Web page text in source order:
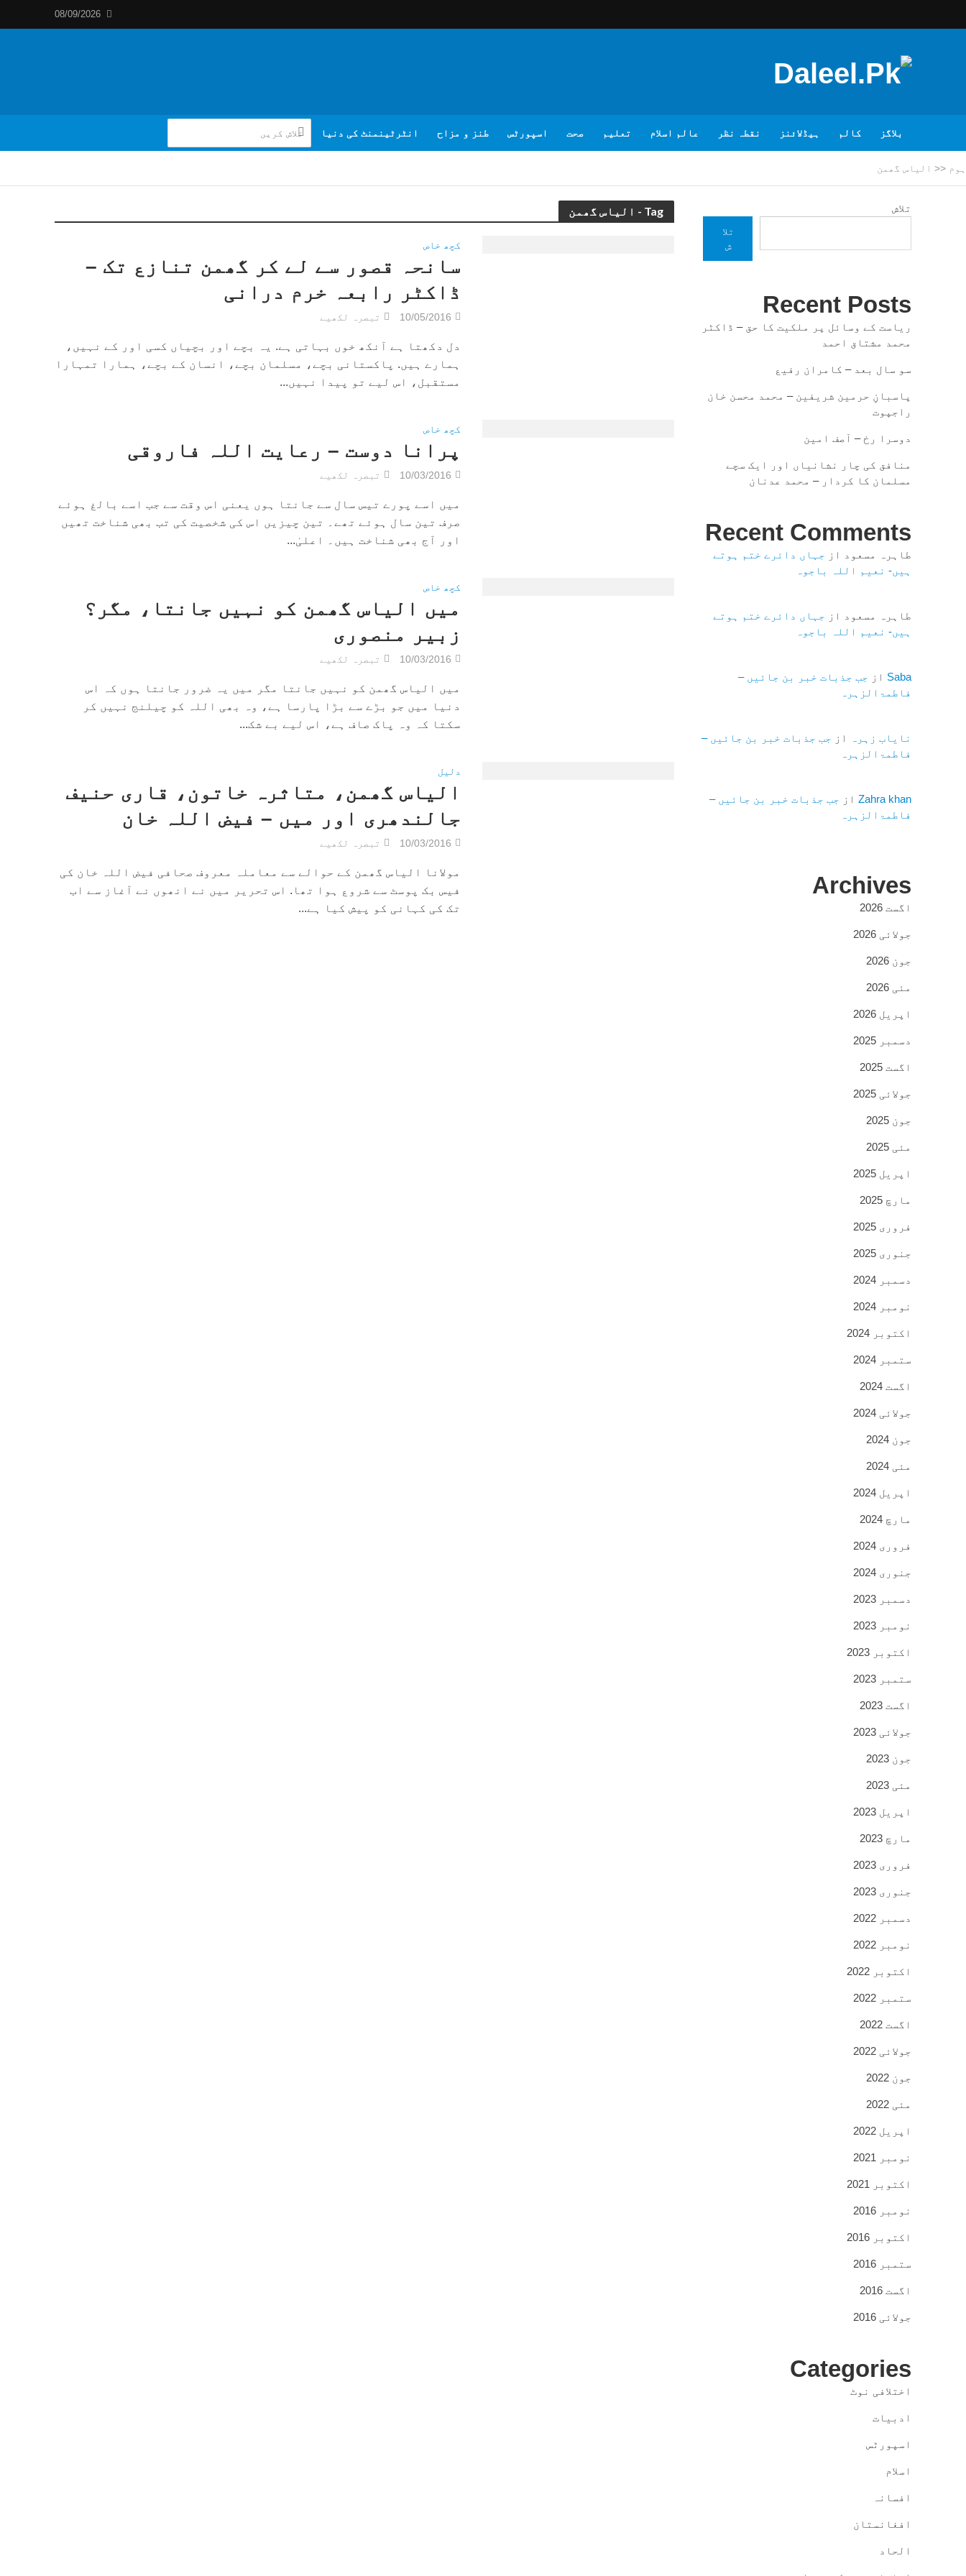
08/09/2026
بلاگز کالم ہیڈلائنز نقطہ نظر عالم اسلام تعلیم صحت اسپورٹس طنز و مزاح انٹرٹینمنٹ کی دنیا
ہوم << الیاس گھمن
Tag - الیاس گھمن
کچھ خاص
سانحہ قصور سے لے کر گھمن تنازع تک –
ڈاکٹر رابعہ خرم درانی
10/05/2016 تبصرہ لکھیے
دل دکھتا ہے آنکھ خوں بہاتی ہے. یہ بچے اور بچیاں کسی اور کے نہیں،
ہمارے ہیں. پاکستانی بچے، مسلمان بچے، انسان کے بچے، ہمارا تمہارا
مستقبل، اس لیے تو پیدا نہیں...
کچھ خاص
پرانا دوست – رعایت اللہ فاروقی
10/03/2016 تبصرہ لکھیے
میں اسے پورے تیس سال سے جانتا ہوں یعنی اس وقت سے جب اسے بالغ ہوئے
صرف تین سال ہوئے تھے۔ تین چیزیں اس کی شخصیت کی تب بھی شناخت تھیں
اور آج بھی شناخت ہیں۔ اعلیٰ...
کچھ خاص
میں الیاس گھمن کو نہیں جانتا، مگر؟
زبیر منصوری
10/03/2016 تبصرہ لکھیے
میں الیاس گھمن کو نہیں جانتا مگر میں یہ ضرور جانتا ہوں کہ اس
دنیا میں جو بڑے سے بڑا پارسا ہے، وہ بھی اللہ کو چیلنج نہیں کر
سکتا کہ وہ پاک صاف ہے، اس لیے بے شک...
دلیل
الیاس گھمن، متاثرہ خاتون، قاری حنیف
جالندھری اور میں – فیض اللہ خان
10/03/2016 تبصرہ لکھیے
مولانا الیاس گھمن کے حوالے سے معاملہ معروف صحافی فیض اللہ خان کی
فیس بک پوسٹ سے شروع ہوا تھا. اس تحریر میں نے انھوں نے آغاز سے اب
تک کی کہانی کو پیش کیا ہے...
تلاش
تلا
ش
Recent Posts
ریاست کے وسائل پر ملکیت کا حق – ڈاکٹر
محمد مشتاق احمد
سو سال بعد – کامران رفیع
پاسبانِ حرمین شریفین – محمد محسن خان
راجپوت
دوسرا رخ – آصف امین
منافق کی چار نشانیاں اور ایک سچے
مسلمان کا کردار – محمد عدنان
Recent Comments
طاہرہ مسعود از جہاں دائرے ختم ہوتے
ہیں- نعیم اللہ باجوہ
طاہرہ مسعود از جہاں دائرے ختم ہوتے
ہیں- نعیم اللہ باجوہ
Saba از جب جذبات خبر بن جائیں –
فاطمۃالزہرہ
نایاب زہرہ از جب جذبات خبر بن جائیں –
فاطمۃالزہرہ
Zahra khanاز جب جذبات خبر بن جائیں –
فاطمۃالزہرہ
Archives
اگست 2026
جولائی 2026
جون 2026
مئی 2026
اپریل 2026
دسمبر 2025
اگست 2025
جولائی 2025
جون 2025
مئی 2025
اپریل 2025
مارچ 2025
فروری 2025
جنوری 2025
دسمبر 2024
نومبر 2024
اکتوبر 2024
ستمبر 2024
اگست 2024
جولائی 2024
جون 2024
مئی 2024
اپریل 2024
مارچ 2024
فروری 2024
جنوری 2024
دسمبر 2023
نومبر 2023
اکتوبر 2023
ستمبر 2023
اگست 2023
جولائی 2023
جون 2023
مئی 2023
اپریل 2023
مارچ 2023
فروری 2023
جنوری 2023
دسمبر 2022
نومبر 2022
اکتوبر 2022
ستمبر 2022
اگست 2022
جولائی 2022
جون 2022
مئی 2022
اپریل 2022
نومبر 2021
اکتوبر 2021
نومبر 2016
اکتوبر 2016
ستمبر 2016
اگست 2016
جولائی 2016
Categories
اختلافی نوٹ
ادبیات
اسپورٹس
اسلام
افسانہ
افغانستان
الحاد